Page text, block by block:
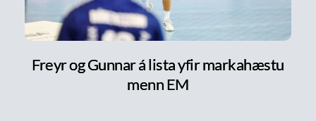
Freyr og Gunnar á lista yfir markahæstu
menn EM